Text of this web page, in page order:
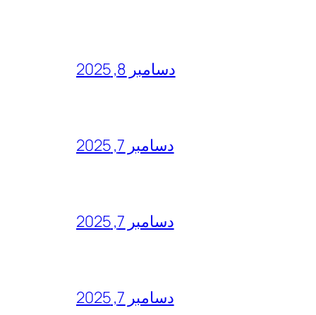
دسامبر 8, 2025
دسامبر 7, 2025
دسامبر 7, 2025
دسامبر 7, 2025